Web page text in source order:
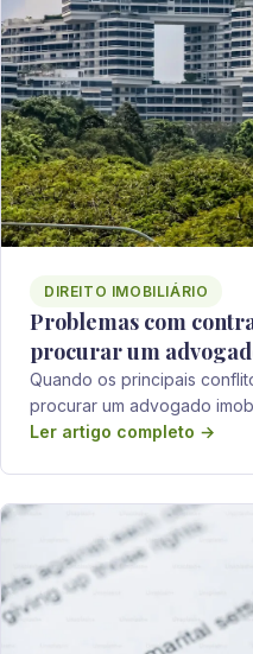
DIREITO IMOBILIÁRIO
Problemas com
procurar um
Quando os principais
procurar um advogado
Ler artigo completo →